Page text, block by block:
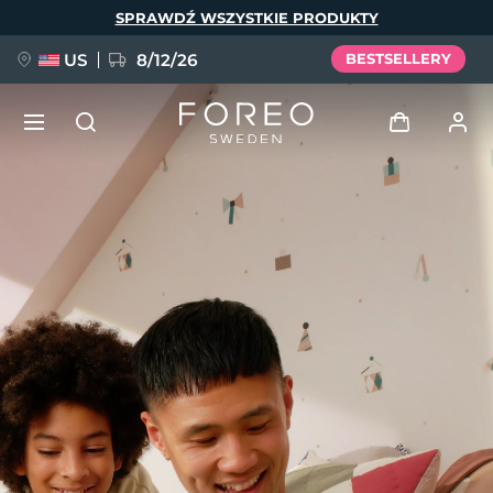
SPRAWDŹ WSZYSTKIE PRODUKTY
US 8/12/26 BESTSELLERY
Profil użytkownika
Moje zamówienia
Moje subskrypcje
NOWOŚĆ
FAQ™ Pure Beauty-Tech Elixir
BREAKING NEWS
issa™ Teeth Whitening Set
Język
English Deutsch
Español
Français
Italiano
Polski
Svenska
Русский
Türkçe
简体中文